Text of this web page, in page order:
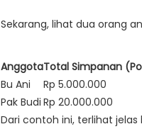
Sekarang, lihat dua orang
AnggotaTotal Simpanan
Bu Ani
Rp 5.000.000
Pak Budi Rp 20.000.000
Dari contoh ini, terlihat